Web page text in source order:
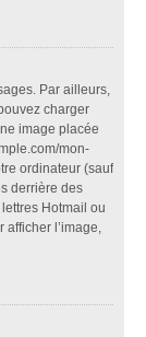
Par ailleurs,
charger
image placée
mon-
ordinateur (sauf
derrière des
Hotmail ou
l’image,